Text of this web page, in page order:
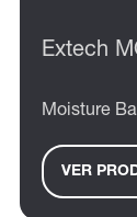
Extech
Moisture
VER